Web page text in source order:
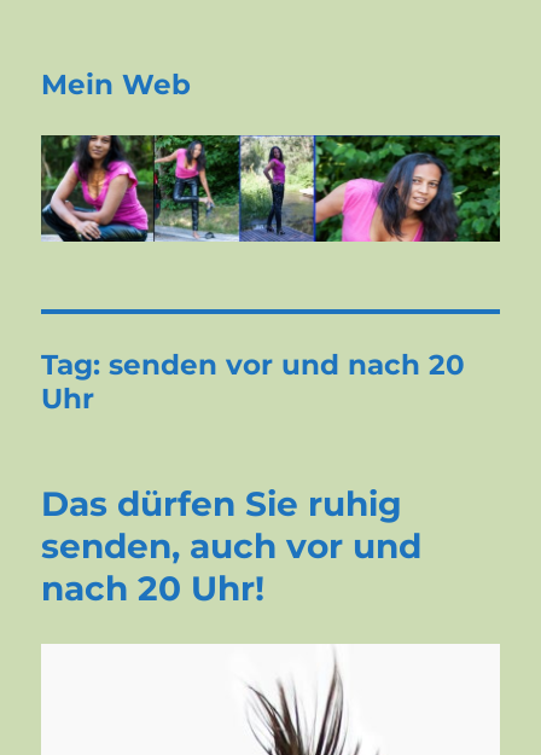
Mein Web
Tag:senden vor und nach 20
Uhr
Das dürfen Sie ruhig
senden, auch vor und
nach 20 Uhr!